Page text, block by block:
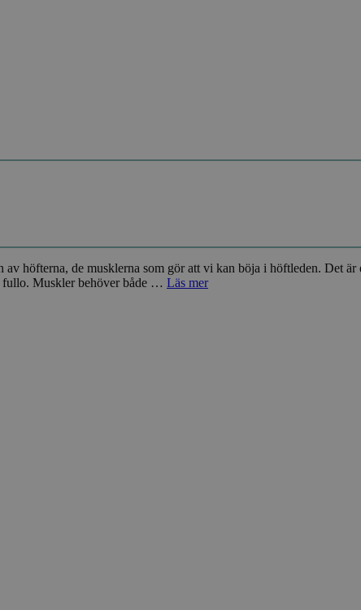
höfterna, de musklerna som gör att vi kan böja i höftleden. Det
fullo. Muskler behöver både … Läs mer